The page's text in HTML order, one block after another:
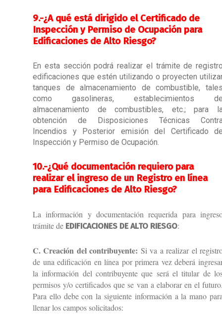
9.-¿A qué está dirigido el Certificado de
Inspección y Permiso de Ocupación para
Edificaciones de Alto Riesgo?
En esta sección podrá realizar el trámite de
edificaciones que estén utilizando o proyecten
tanques de almacenamiento de combustible,
como gasolineras, establecimientos
almacenamiento de combustibles, etc.; para
obtención de Disposiciones Técnicas
Incendios y Posterior emisión del Certificado
Inspección y Permiso de Ocupación.
10.-¿Qué documentación requiero para
realizar el ingreso de un Registro en línea
para Edificaciones de Alto Riesgo?
La información y documentación requerida para
trámite de EDIFICACIONES DE ALTO RIESGO:
C. Creación del contribuyente: Si va a realizar el
de una edificación en línea por primera vez deberá
la información del contribuyente que será el titular de
permisos y/o certificados que se van a elaborar en el
Para ello debe con la siguiente información a la mano
llenar los campos solicitados: